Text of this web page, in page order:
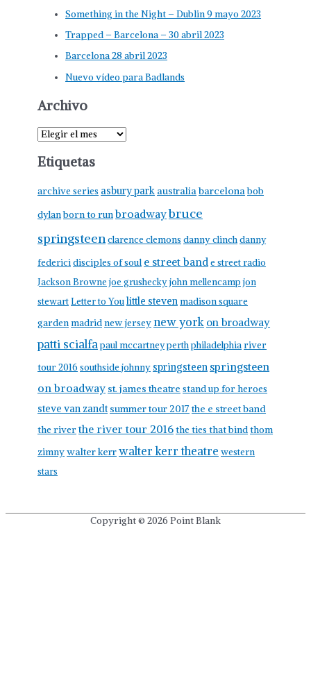
Something in the Night – Dublin 9 mayo 2023
Trapped – Barcelona – 30 abril 2023
Barcelona 28 abril 2023
Nuevo vídeo para Badlands
Archivo
A
h
o
Etiquetas
archive series asbury park australiabarcelonabob
dylanborn to runbroadwaybruce
springsteenclarence clemons danny clinchdanny
federicidisciples of soul e street bande street radio
Jackson Browne joe grusheckyjohn mellencamp jon
stewartLetter to Youlittle stevenmadison square
gardenmadridnew jerseynew york on broadway
patti scialfapaul mccartneyperthphiladelphiariver
tour 2016southside johnny springsteen springsteen
on broadway st. james theatre stand up for heroes
steve van zandt summer tour 2017 the e street band
the riverthe river tour 2016the ties that bindthom
zimnywalter kerrwalter kerr theatre western
stars
Copyright © 2026 Point Blank